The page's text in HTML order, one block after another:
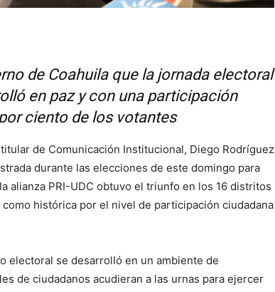
de Coahuila que la jornada electoral
en paz y con una participación
ciento de los votantes
de Comunicación Institucional, Diego Rodríguez
durante las elecciones de este domingo para
alianza PRI-UDC obtuvo el triunfo en los 16 distritos
histórica por el nivel de participación ciudadana
electoral se desarrolló en un ambiente de
de ciudadanos acudieran a las urnas para ejercer